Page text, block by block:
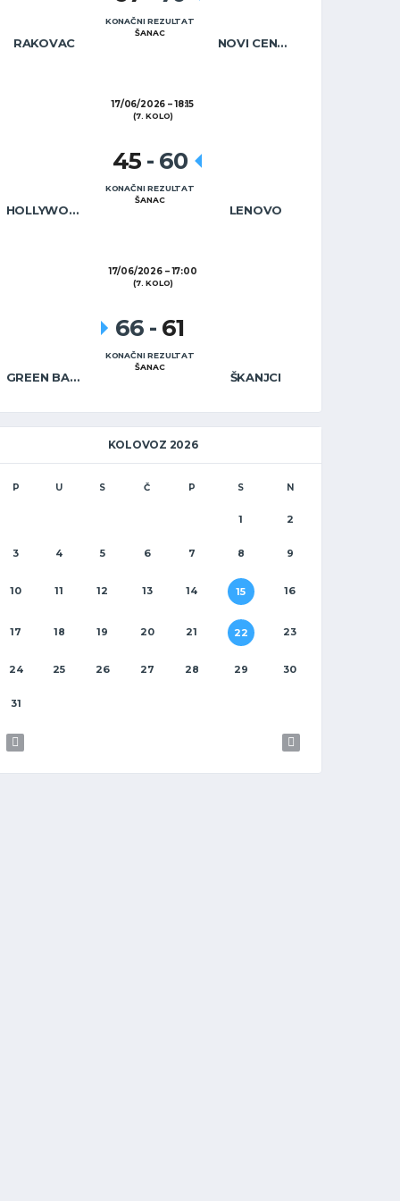
RAKOVAC NOVI CENTAR
KONAČNI REZULTAT
ŠANAC
17/06/2026 18:15
(7. KOLO)
HOLLYWOOD CAFÉ LENOVO
45 - 60
KONAČNI REZULTAT
ŠANAC
17/06/2026 17:00
(7. KOLO)
GREEN BAR WARRIORS ŠKANJCI
66 - 61
KONAČNI REZULTAT
ŠANAC
KOLOVOZ 2026
P U S Č P S N
1 2
3 4 5 6 7 8 9
10 11 12 13 14 15 16
17 18 19 20 21 22 23
24 25 26 27 28 29 30
31